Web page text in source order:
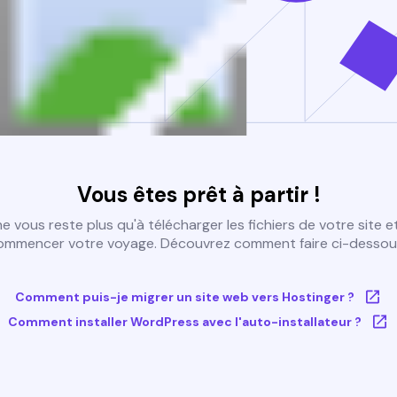
Vous êtes prêt à partir !
vous reste plus qu'à télécharger les fichiers de votre site
votre voyage. Découvrez comment faire ci-
Comment puis-je migrer un site web vers Hostinger ?
Comment installer WordPress avec l'auto-installateur ?